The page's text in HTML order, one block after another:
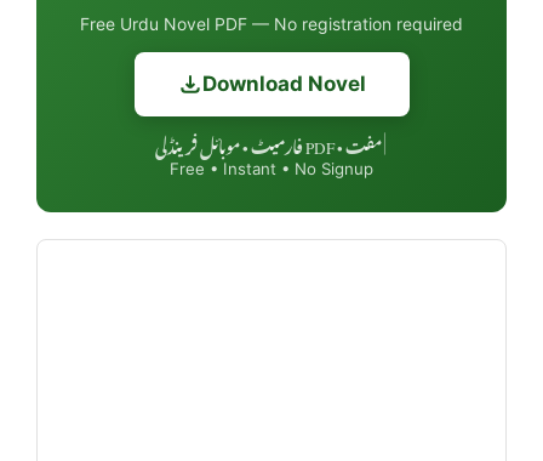
Free Urdu Novel PDF — No registration required
Download Novel
مفت • PDF فارمیٹ • موبائل فرینڈلی
Free • Instant • No Signup